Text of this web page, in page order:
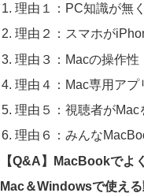
理由１：PC知識が無
理由２：スマホが
理由３：Macの操作性
理由４：Mac専用アプ
理由５：視聴者がMac
理由６：みんな
【Q&A】MacBookでよ
Mac＆Windowsで使え